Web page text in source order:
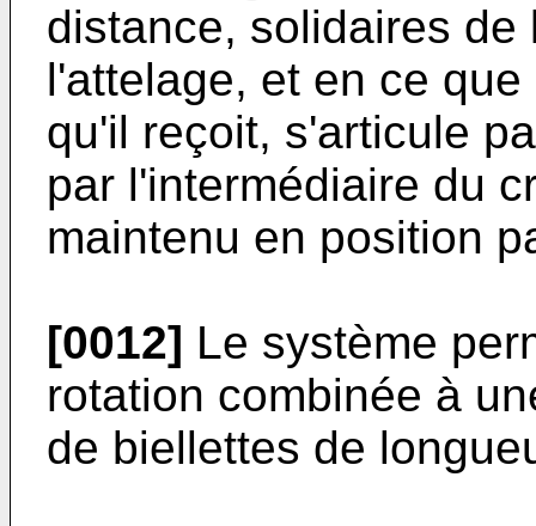
distance, solidaires
l'attelage, et en ce
qu'il reçoit, s'articule
par l'intermédiaire du
maintenu en position
[0012] Le système
rotation combinée à
de biellettes de